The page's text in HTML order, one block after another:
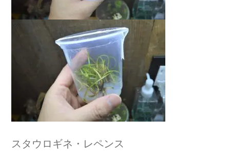
スタウロギネ・レペンス